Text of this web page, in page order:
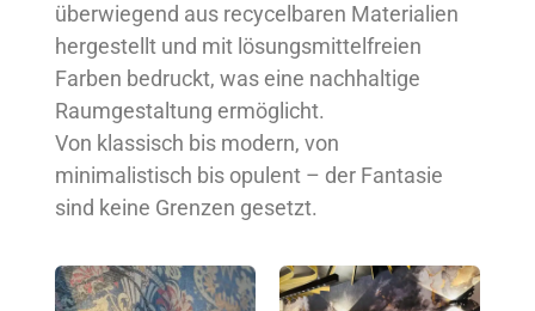
überwiegend aus recycelbaren Materialien
hergestellt und mit lösungsmittelfreien
Farben bedruckt, was eine nachhaltige
Raumgestaltung ermöglicht.
Von klassisch bis modern, von
minimalistisch bis opulent – der Fantasie
sind keine Grenzen gesetzt.